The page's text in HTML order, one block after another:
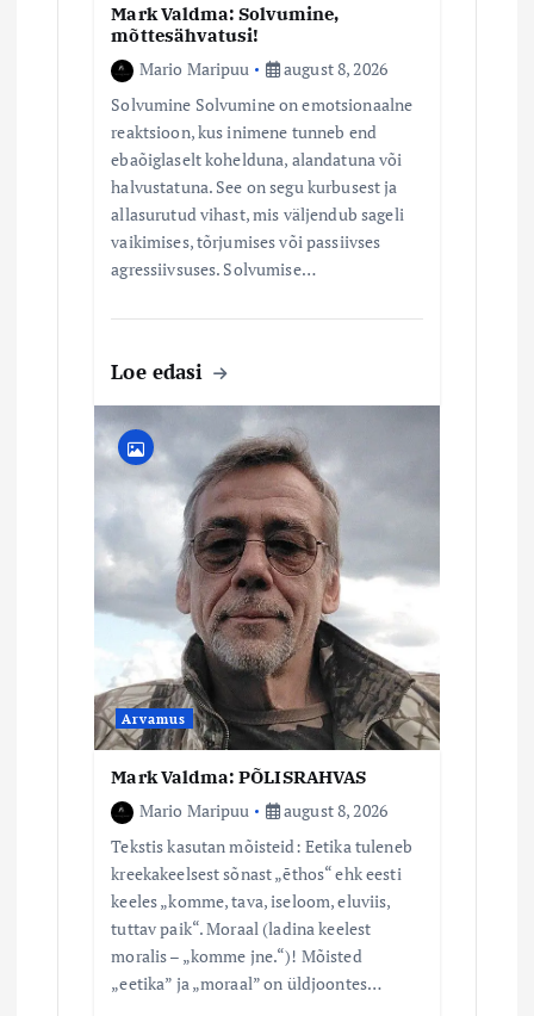
Mark Valdma: Solvumine,
mõttesähvatusi!
Mario Maripuu
august 8, 2026
Solvumine Solvumine on emotsionaalne
reaktsioon, kus inimene tunneb end
ebaõiglaselt kohelduna, alandatuna või
halvustatuna. See on segu kurbusest ja
allasurutud vihast, mis väljendub sageli
vaikimises, tõrjumises või passiivses
agressiivsuses. Solvumise…
Loe edasi
Arvamus
Mark Valdma: PÕLISRAHVAS
Mario Maripuu
august 8, 2026
Tekstis kasutan mõisteid: Eetika tuleneb
kreekakeelsest sõnast „ēthos“ ehk eesti
keeles „komme, tava, iseloom, eluviis,
tuttav paik“. Moraal (ladina keelest
moralis – „komme jne.“)! Mõisted
„eetika” ja „moraal” on üldjoontes…